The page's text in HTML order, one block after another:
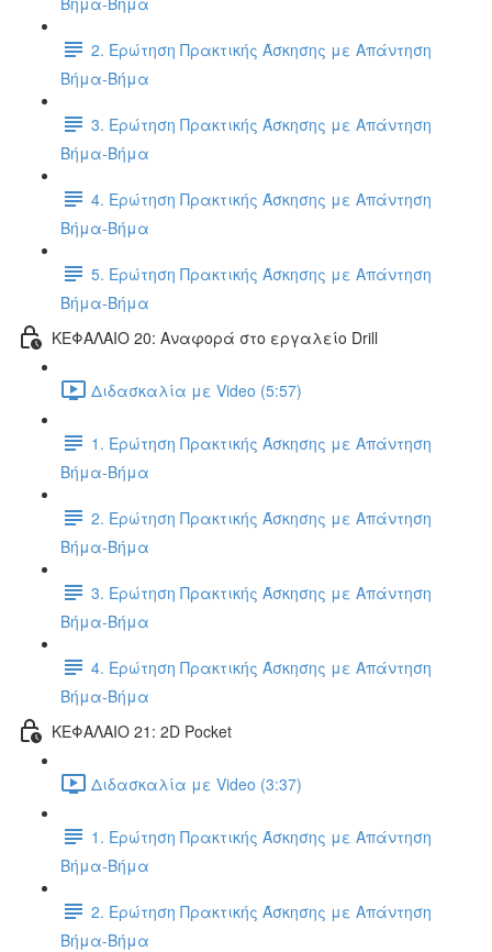
2. Ερώτηση Πρακτικής Άσκησης με Απάντηση
Βήμα-Βήμα
3. Ερώτηση Πρακτικής Άσκησης με Απάντηση
Βήμα-Βήμα
4. Ερώτηση Πρακτικής Άσκησης με Απάντηση
Βήμα-Βήμα
5. Ερώτηση Πρακτικής Άσκησης με Απάντηση
Βήμα-Βήμα
ΚΕΦΑΛΑΙΟ 20: Αναφορά στο εργαλείο Drill
Διδασκαλία με Video (5:57)
1. Ερώτηση Πρακτικής Άσκησης με Απάντηση
Βήμα-Βήμα
2. Ερώτηση Πρακτικής Άσκησης με Απάντηση
Βήμα-Βήμα
3. Ερώτηση Πρακτικής Άσκησης με Απάντηση
Βήμα-Βήμα
4. Ερώτηση Πρακτικής Άσκησης με Απάντηση
Βήμα-Βήμα
ΚΕΦΑΛΑΙΟ 21: 2D Pocket
Διδασκαλία με Video (3:37)
1. Ερώτηση Πρακτικής Άσκησης με Απάντηση
Βήμα-Βήμα
2. Ερώτηση Πρακτικής Άσκησης με Απάντηση
Βήμα-Βήμα